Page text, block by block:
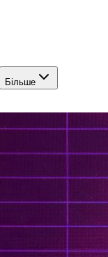
Більше